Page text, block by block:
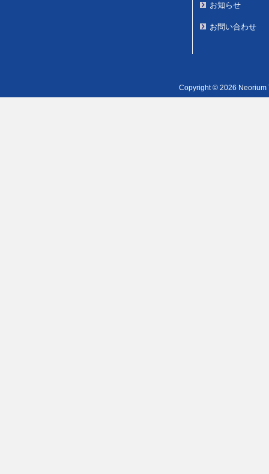
お知らせ
お問い合わせ
Copyright © 2026 Neorium